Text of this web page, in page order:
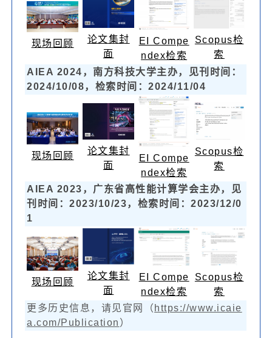
现场回顾
论文集封
面
EI Compe
ndex检索
Scopus检
索
AIEA 2024，南方科技大学主办，见刊时间：
2024/10/08，检索时间：2024/11/04
现场回顾
论文集封
面
EI Compe
ndex检索
Scopus检
索
AIEA 2023，广东省高性能计算学会主办，见
刊时间：2023/10/23，检索时间：2023/12/0
1
现场回顾
论文集封
面
EI Compe
ndex检索
Scopus检
索
更多历史信息，请见官网（ https://www.icaie
a.com/Publication ）